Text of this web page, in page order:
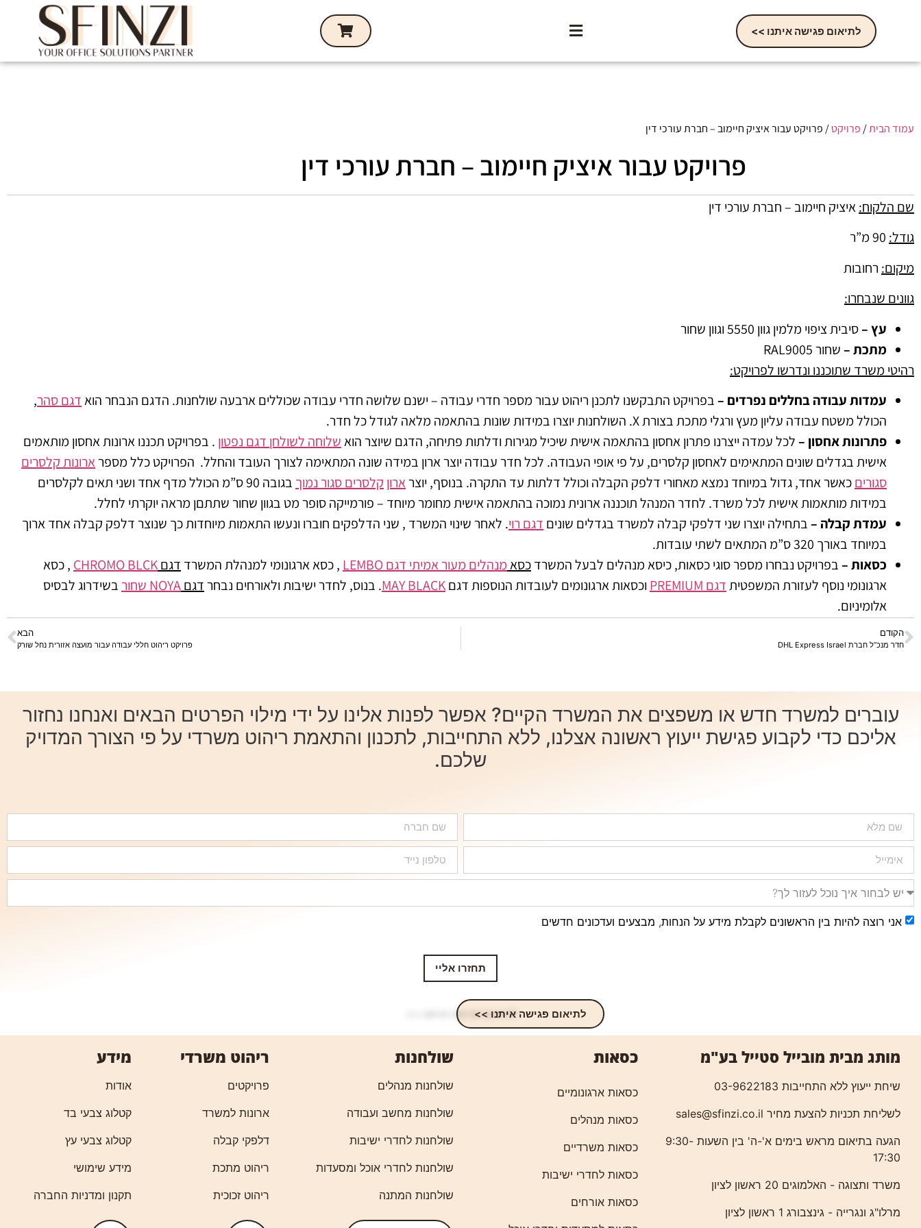
לתיאום פגישה איתנו >>
עמוד הבית/ פרויקט/ פרויקט עבור איציק חיימוב – חברת עורכי דין
פרויקט עבור איציק חיימוב – חברת עורכי דין
שם הלקוח:איציק חיימוב – חברת עורכי דין
גודל:
מיקום: רחובות
גוונים שנבחרו:
עץ –סיבית ציפוי מלמין גוון 5550 וגוון שחור
מתכת –שחור RAL9005
רהיטי משרד שתוכננו ונדרשו לפרויקט:
עמדות עבודה בחללים נפרדים –בפרויקט התבקשנו לתכנן ריהוט עבור מספר חדרי עבודה – ישנם שלושה חדרי עבודה שכוללים ארבעה שולחנות. הדגם הנבחר הואדגם סהר,
הכולל משטח עבודה עליון מעץ ורגלי מתכת בצורת X. השולחנות יוצרו במידות שונות בהתאמה מלאה לגודל כל חדר.
פתרונות אחסון –לכל עמדה ייצרנו פתרון אחסון בהתאמה אישית שיכיל מגירות ודלתות פתיחה, הדגם שיוצר הואשלוחה לשולחן דגם נפטון . בפרויקט תכננו ארונות אחסון מותאמים
אישית בגדלים שונים המתאימים לאחסון קלסרים, על פי אופי העבודה. לכל חדר עבודה יוצר ארון במידה שונה המתאימה לצורך העובד והחלל. הפרויקט כלל מספרארונות קלסרים
סגוריםכאשר אחד, גדול במיוחד נמצא מאחורי דלפק הקבלה וכולל דלתות עד התקרה. בנוסף, יוצרארון קלסרים סגור נמוך
בגובה 90 ס”מ הכולל מדף אחד ושני תאים לקלסרים
במידות מותאמות אישית לכל משרד. לחדר המנהל תוכננה ארונית נמוכה בהתאמה אישית מחומר מיוחד – פורמייקה סופר מט בגוון שחור שתתםן מראה יוקרתי לחלל.
עמדת קבלה –בתחילה יוצרו שני דלפקי קבלה למשרד בגדלים שונים דגם רוי. לאחר שינוי המשרד , שני הדלפקים חוברו ונעשו התאמות מיוחדות כך שנוצר דלפק קבלה אחד ארוך
במיוחד באורך 320 ס”מ המתאים לשתי עובדות.
כסאות –בפרויקט נבחרו מספר סוגי כסאות, כיסא מנהלים לבעל המשרדכסאמנהלים מעור אמיתי דגם LEMBO , כסא ארגונומי למנהלת המשרד דגםCHROMO BLCK , כסא
ארגונומי נוסף לעזורת המשפטיתדגם PREMIUM וכסאות ארגונומים לעובדות הנוספות דגםMAY BLACK. בנוס, לחדר ישיבות ולאורחים נבחרדגםNOYA שחור
בשידרוג לבסיס
אלומיניום.
הקודם
חדר מנכ”ל חברת DHL Express Israel
הבא
פרויקט ריהוט חללי עבודה עבור מועצה אזורית נחל שורק
עוברים למשרד חדש או משפצים את המשרד הקיים? אפשר לפנות אלינו על ידי מילוי הפרטים הבאים ואנחנו נחזור
אליכם כדי לקבוע פגישת ייעוץ ראשונה אצלנו, ללא התחייבות, לתכנון והתאמת ריהוט משרדי על פי הצורך המדויק
שלכם.
אני רוצה להיות בין הראשונים לקבלת מידע על הנחות, מבצעים ועדכונים חדשים
תחזרו אליי
לתיאום פגישה איתנו >>
מותג מבית מובייל סטייל בע"מ
שיחת ייעוץ ללא התחייבות 03-9622183
לשליחת תכניות להצעת מחיר sales@sfinzi.co.il
הגעה בתיאום מראש בימים א'-ה' בין השעות 9:30-
17:30
משרד ותצוגה - האלמוגים 20 ראשון לציון
מרלו"ג ונגרייה - גינצבורג 1 ראשון לציון
כסאות
כסאות ארגונומיים
כסאות מנהלים
כסאות משרדיים
כסאות לחדרי ישיבות
כסאות אורחים
שולחנות
שולחנות מנהלים
שולחנות מחשב ועבודה
שולחנות לחדרי ישיבות
שולחנות לחדרי אוכל ומסעדות
שולחנות המתנה
ריהוט משרדי
פרויקטים
ארונות למשרד
דלפקי קבלה
ריהוט מתכת
ריהוט זכוכית
מידע
אודות
קטלוג צבעי בד
קטלוג צבעי עץ
מידע שימושי
תקנון ומדניות החברה